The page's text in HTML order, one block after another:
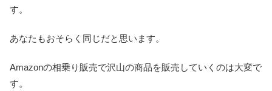
す。
あなたもおそらく同じだと思います。
Amazonの相乗り販売で沢山の商品を販売していくのは大変で
す。